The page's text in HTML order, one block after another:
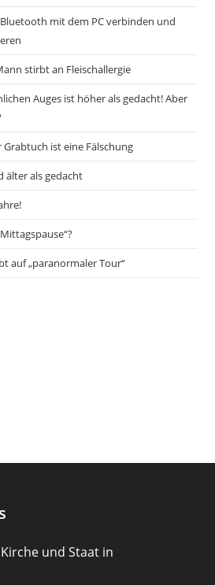
mit dem PC verbinden und
stirbt an Fleischallergie
Auges ist höher als gedacht! Aber
Grabtuch ist eine Fälschung
älter als gedacht
auf „paranormaler Tour“
und Staat in